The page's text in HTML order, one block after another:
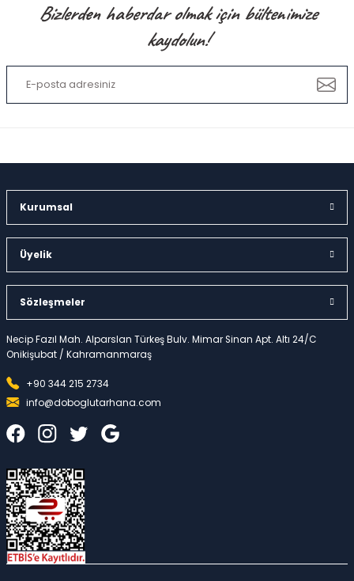
Bizlerden haberdar olmak için bültenimize
kaydolun!
Necip Fazıl Mah. Alparslan Türkeş Bulv. Mimar Sinan Apt. Altı 24/C
Onikişubat / Kahramanmaraş
+90 344 215 2734
info@doboglutarhana.com
Kurumsal
Üyelik
Sözleşmeler